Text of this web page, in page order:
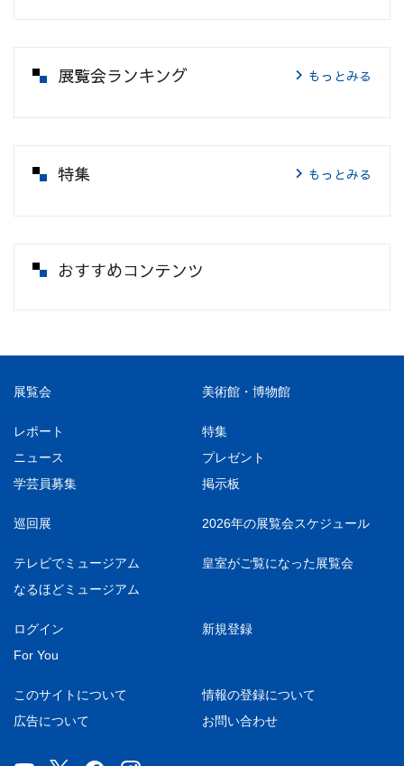
展覧会ランキング もっとみる
特集 もっとみる
おすすめコンテンツ
展覧会 美術館・博物館
レポート
特集
ニュース
プレゼント
学芸員募集
掲示板
巡回展 2026年の展覧会スケジュール
テレビでミュージアム
皇室がご覧になった展覧会
なるほどミュージアム
ログイン
新規登録
For You
このサイトについて
情報の登録について
広告について
お問い合わせ